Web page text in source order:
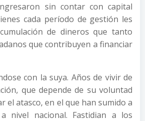
sin contar con capital
cada período de gestión les
de dineros que tanto
que contribuyen a financiar
con la suya. Años de vivir de
que depende de su voluntad
el atasco, en el que han sumido a
nivel nacional. Fastidian a los